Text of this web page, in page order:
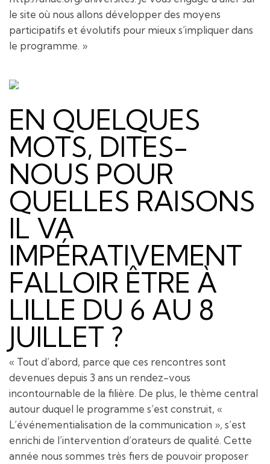
le site où nous allons développer des moyens
participatifs et évolutifs pour mieux s’impliquer dans
le programme. »
EN QUELQUES
MOTS, DITES-
NOUS POUR
QUELLES RAISONS
IL VA
IMPÉRATIVEMENT
FALLOIR ÊTRE À
LILLE DU 6 AU 8
JUILLET ?
« Tout d’abord, parce que ces rencontres sont
devenues depuis 3 ans un rendez-vous
incontournable de la filière. De plus, le thème central
autour duquel le programme s’est construit, «
L’événementialisation de la communication », s’est
enrichi de l’intervention d’orateurs de qualité. Cette
année nous sommes très fiers de pouvoir proposer